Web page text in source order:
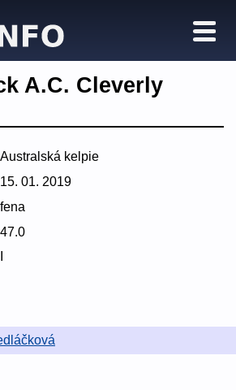
A.C. Cleverly
Australská kelpie
15. 01. 2019
fena
47.0